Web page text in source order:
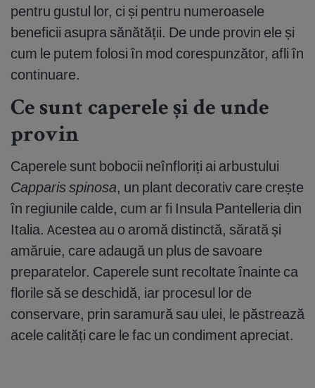
pentru gustul lor, ci și pentru numeroasele
beneficii asupra sănătății. De unde provin ele și
cum le putem folosi în mod corespunzător, afli în
continuare.
Ce sunt caperele și de unde
provin
Caperele sunt bobocii neînfloriți ai arbustului
Capparis spinosa, un plant decorativ care crește
în regiunile calde, cum ar fi Insula Pantelleria din
Italia. Acestea au o aromă distinctă, sărată și
amăruie, care adaugă un plus de savoare
preparatelor. Caperele sunt recoltate înainte ca
florile să se deschidă, iar procesul lor de
conservare, prin saramură sau ulei, le păstrează
acele calități care le fac un condiment apreciat.